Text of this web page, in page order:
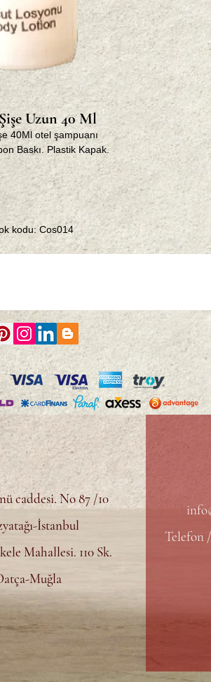
Uzun 40 Ml
40Ml otel şampuanı
Baskı. Plastik Kapak.
kodu: Cos014
caddesi. No 87 /10
İstanbul
Mahallesi. 110 Sk.
Muğla
Telefon